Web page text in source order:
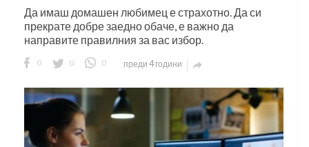
Да имаш домашен любимец е страхотно. Да си
прекрате добре заедно обаче, е важно да
направите правилния за вас избор.
0 0 0 преди 4 години 